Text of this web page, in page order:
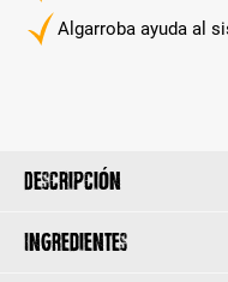
Algarroba ayuda al
Descripción
Ingredientes